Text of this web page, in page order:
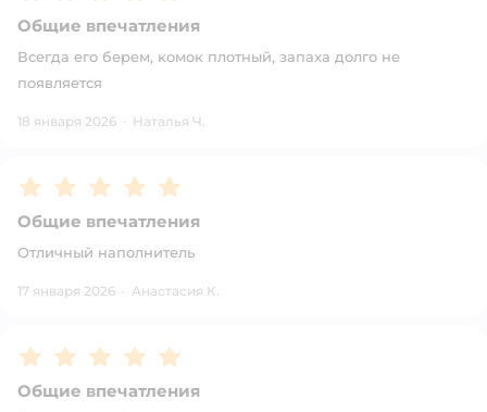
Общие впечатления
Всегда его берем, комок плотный, запаха долго не
появляется
18 января 2026 · Наталья Ч.
Рейтинг:5
Общие впечатления
Отличный наполнитель
17 января 2026 · Анастасия К.
Рейтинг:5
Общие впечатления